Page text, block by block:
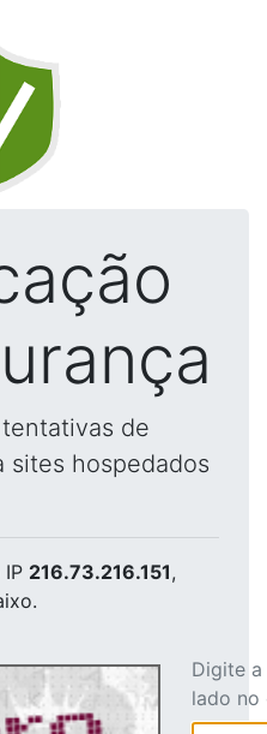
de
sites hospedados
216.73.216.151,
Digite
lado no